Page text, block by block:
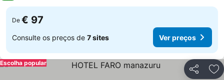
De € 97
Consulte os preços de 7 sites Ver preços
Partilhar
Escolha popular